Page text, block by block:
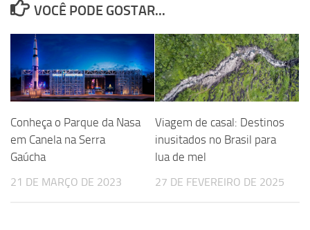
VOCÊ PODE GOSTAR...
Conheça o Parque da Nasa
em Canela na Serra
Gaúcha
21 DE MARÇO DE 2023
Viagem de casal: Destinos
inusitados no Brasil para
lua de mel
27 DE FEVEREIRO DE 2025